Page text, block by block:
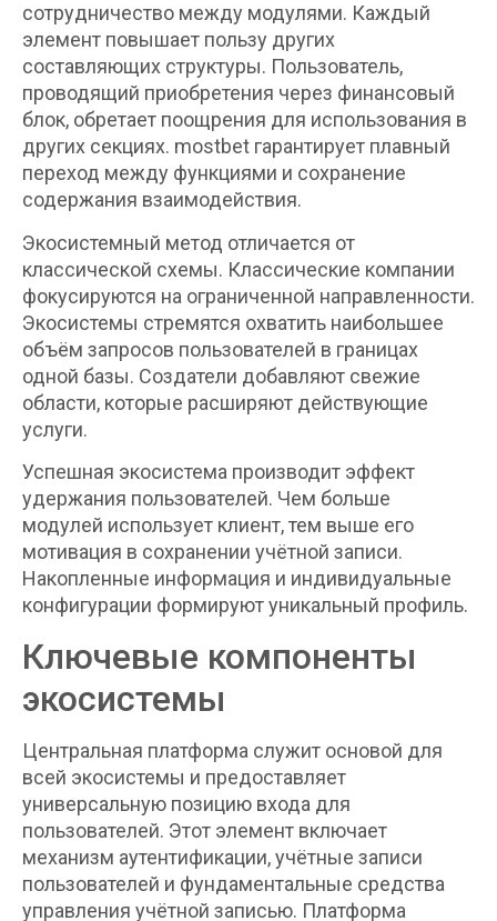
сотрудничество между модулями. Каждый
элемент повышает пользу других
составляющих структуры. Пользователь,
проводящий приобретения через финансовый
блок, обретает поощрения для использования в
других секциях. mostbet гарантирует плавный
переход между функциями и сохранение
содержания взаимодействия.
Экосистемный метод отличается от
классической схемы. Классические компании
фокусируются на ограниченной направленности.
Экосистемы стремятся охватить наибольшее
объём запросов пользователей в границах
одной базы. Создатели добавляют свежие
области, которые расширяют действующие
услуги.
Успешная экосистема производит эффект
удержания пользователей. Чем больше
модулей использует клиент, тем выше его
мотивация в сохранении учётной записи.
Накопленные информация и индивидуальные
конфигурации формируют уникальный профиль.
Ключевые компоненты
экосистемы
Центральная платформа служит основой для
всей экосистемы и предоставляет
универсальную позицию входа для
пользователей. Этот элемент включает
механизм аутентификации, учётные записи
пользователей и фундаментальные средства
управления учётной записью. Платформа